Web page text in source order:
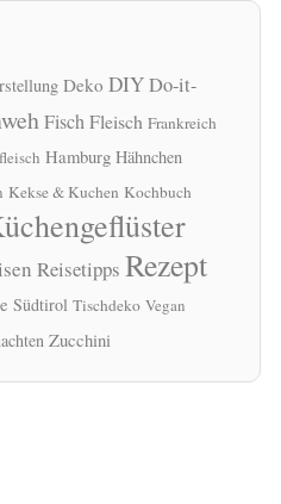
Deko DIYDo-it-
FischFleisch Frankreich
Hamburg Hähnchen
Kekse & Kuchen Kochbuch
Reisetipps Rezept
Südtirol Tischdeko Vegan
Zucchini